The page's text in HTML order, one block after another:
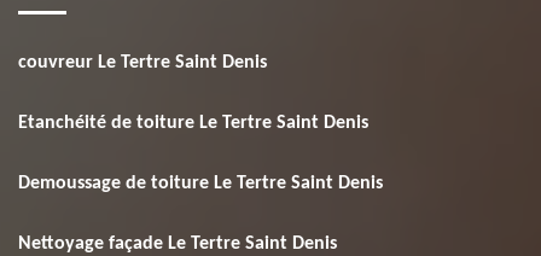
couvreur Le Tertre Saint Denis
Etanchéité de toiture Le Tertre Saint Denis
Demoussage de toiture Le Tertre Saint Denis
Nettoyage façade Le Tertre Saint Denis